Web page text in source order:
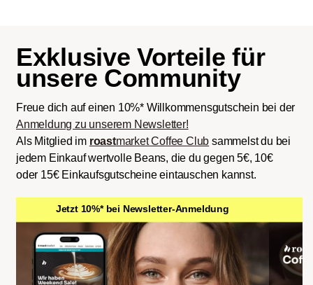
Exklusive Vorteile für
unsere Community
Freue dich auf einen 10%* Willkommensgutschein bei der
Anmeldung zu unserem Newsletter!
Als Mitglied im roastmarket Coffee Club sammelst du bei
jedem Einkauf wertvolle Beans, die du gegen 5€, 10€
oder 15€ Einkaufsgutscheine eintauschen kannst.
Jetzt 10%* bei Newsletter-Anmeldung